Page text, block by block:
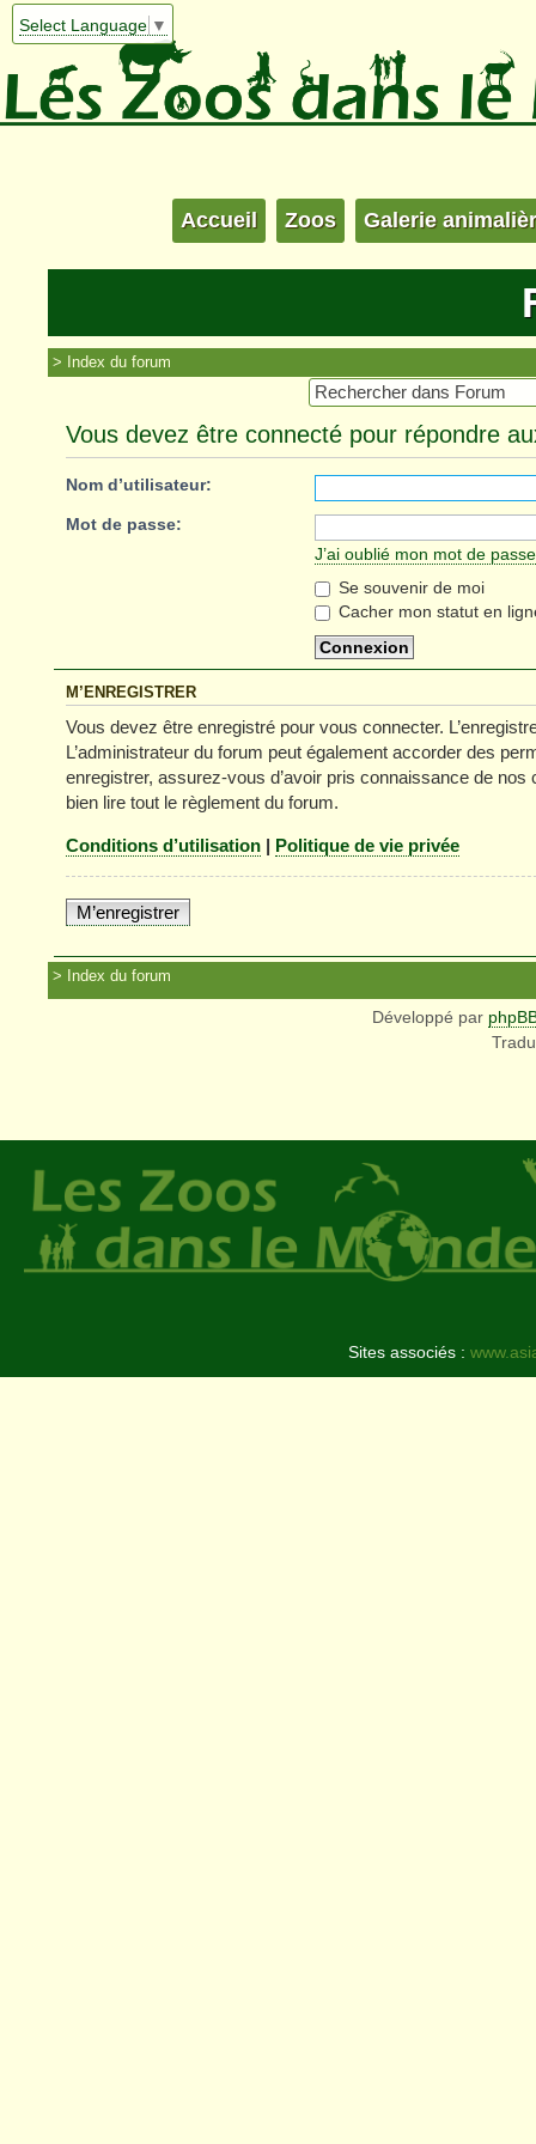
Select Language ▼
Accueil Zoos Galerie
Index du forum
Vous devez être connecté pour répondre
Nom d’utilisateur:
Mot de passe:
J’ai oublié mon mot de passe
Se souvenir de moi
Cacher mon statut en
M’ENREGISTRER
Vous devez être enregistré pour vous connecter.
L’administrateur du forum peut également accorder des
enregistrer, assurez-vous d’avoir pris connaissance de
bien lire tout le règlement du forum.
Conditions d’utilisation | Politique de vie privée
M’enregistrer
Index du forum
Développé par
Sites associés :